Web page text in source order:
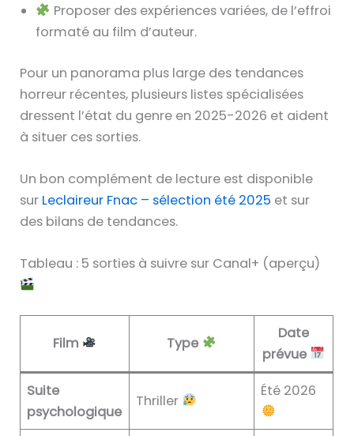
Proposer des expériences variées, de l’effroi
formaté au film d’auteur.
Pour un panorama plus large des tendances
horreur récentes, plusieurs listes spécialisées
dressent l’état du genre en 2025-2026 et aident
à situer ces sorties.
Un bon complément de lecture est disponible
sur Leclaireur Fnac – sélection été 2025 et sur
des bilans de tendances.
Tableau : 5 sorties à suivre sur Canal+ (aperçu)
Film Type
Date
prévue
Suite
psychologique
Thriller
Été 2026